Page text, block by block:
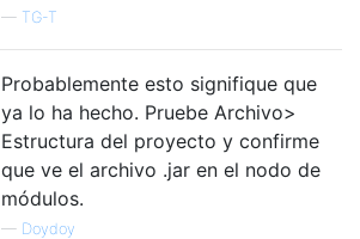
— TG-T
Probablemente esto signifique que
ya lo ha hecho. Pruebe Archivo>
Estructura del proyecto y confirme
que ve el archivo .jar en el nodo de
módulos.
— Doydoy